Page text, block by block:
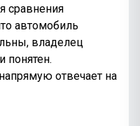
сравнения
автомобиль
владелец
понятен.
отвечает на